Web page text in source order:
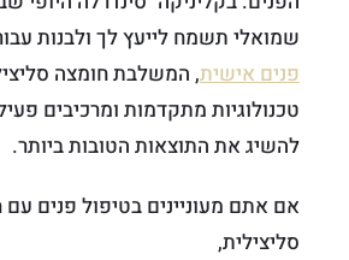
שמואלי תשמח לייעץ לך ולבנות
פנים אישית, המשלבת חומצה
טכנולוגיות מתקדמות ומרכיבים
להשיג את התוצאות הטובות ביותר.
אם אתם מעוניינים בטיפול פנים
סליצילית,